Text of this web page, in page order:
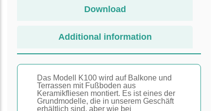
Download
Additional information
Das Modell K100 wird auf Balkone und
Terrassen mit Fußboden aus
Keramikfliesen montiert. Es ist eines der
Grundmodelle, die in unserem Geschäft
erhältlich sind, aber wie bei